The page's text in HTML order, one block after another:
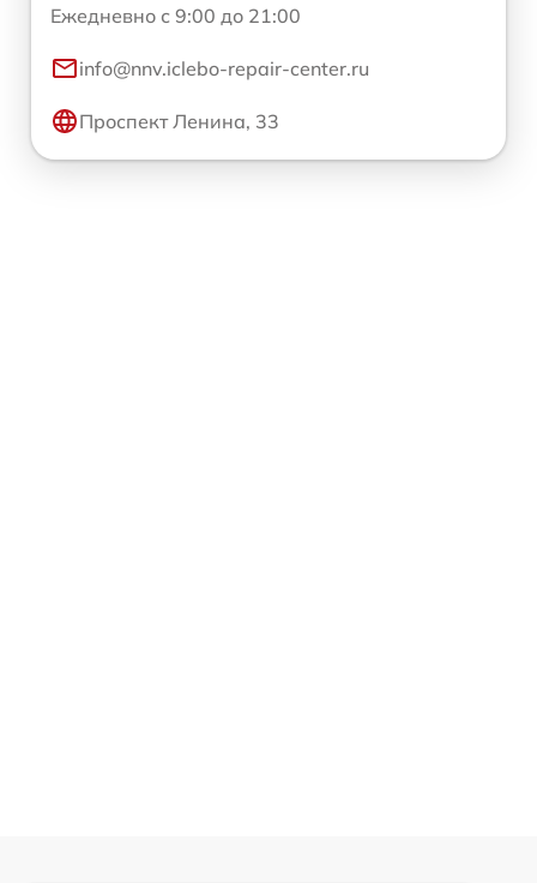
Ежедневно с 9:00 до 21:00
info@nnv.iclebo-repair-center.ru
Проспект Ленина, 33